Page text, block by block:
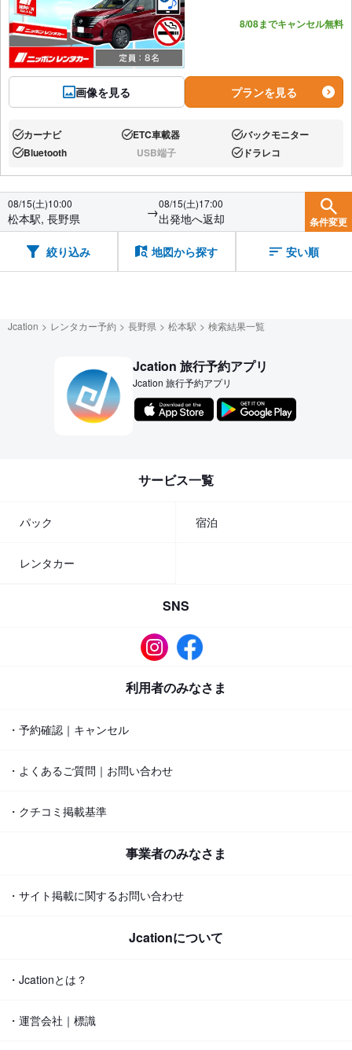
画像を見る
8/08までキャンセル無料
プランを見る
あり:カーナビ あり:ETC車載器 あり:バックモニター
あり:Bluetooth なし:USB端子 あり:ドラレコ
08/15(土)10:00
松本駅, 長野県 →08/15(土)17:00
出発地へ返却 条件変更
絞り込み 地図から探す 安い順
Jcation レンタカー予約 長野県 松本駅 検索結果一覧
Jcation 旅行予約アプリ
Jcation 旅行予約アプリ
サービス一覧
パック 宿泊
レンタカー
SNS
利用者のみなさま
・予約確認｜キャンセル
・よくあるご質問｜お問い合わせ
・クチコミ掲載基準
事業者のみなさま
・サイト掲載に関するお問い合わせ
Jcationについて
・Jcationとは？
・運営会社｜標識